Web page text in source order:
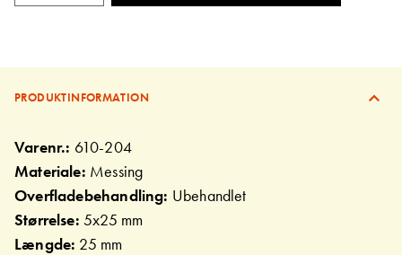
PRODUKTINFORMATION
Varenr.: 610-204
Materiale: Messing
Overfladebehandling: Ubehandlet
Størrelse: 5x25 mm
Længde: 25 mm